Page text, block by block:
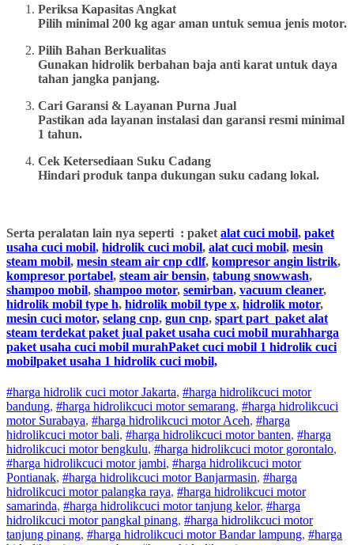
Periksa Kapasitas Angkat
Pilih minimal 200 kg agar aman untuk semua jenis motor.
Pilih Bahan Berkualitas
Gunakan hidrolik berbahan baja anti karat untuk daya
tahan jangka panjang.
Cari Garansi & Layanan Purna Jual
Pastikan ada layanan instalasi dan garansi resmi minimal
1 tahun.
Cek Ketersediaan Suku Cadang
Hindari produk tanpa dukungan suku cadang lokal.
Serta peralatan lain nya seperti : paket alat cuci mobil, paket
usaha cuci mobil, hidrolik cuci mobil, alat cuci mobil, mesin
steam mobil, mesin steam air cnp cdlf, kompresor angin listrik,
kompresor portabel, steam air bensin, tabung snowwash,
shampoo mobil, shampoo motor, semirban, vacuum cleaner,
hidrolik mobil type h, hidrolik mobil type x, hidrolik motor,
mesin cuci motor, selang cnp, gun cnp, spart part paket alat
steam terdekat paket jual paket usaha cuci mobil murahharga
paket usaha cuci mobil murahPaket cuci mobil 1 hidrolik cuci
mobilpaket usaha 1 hidrolik cuci mobil,
#harga hidrolik cuci motor Jakarta, #harga hidrolikcuci motor
bandung, #harga hidrolikcuci motorsemarang, #harga hidrolikcuci
motorSurabaya, #harga hidrolikcuci motorAceh, #harga
hidrolikcuci motorbali, #harga hidrolikcuci motorbanten, #harga
hidrolikcuci motorbengkulu, #harga hidrolikcuci motorgorontalo,
#harga hidrolikcuci motorjambi, #harga hidrolikcuci motor
Pontianak, #harga hidrolikcuci motorBanjarmasin, #harga
hidrolikcuci motorpalangka raya, #harga hidrolikcuci motor
samarinda, #harga hidrolikcuci motortanjung kelor, #harga
hidrolikcuci motorpangkal pinang, #harga hidrolikcuci motor
tanjung pinang, #harga hidrolikcuci motorBandar lampung, #harga